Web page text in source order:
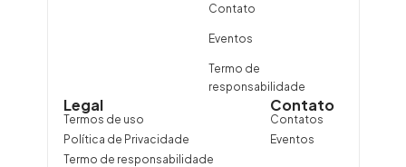
Contato
Eventos
Termo de
responsabilidade
Contato
Contatos
Eventos
Legal
Termos de uso
Política de Privacidade
Termo de responsabilidade